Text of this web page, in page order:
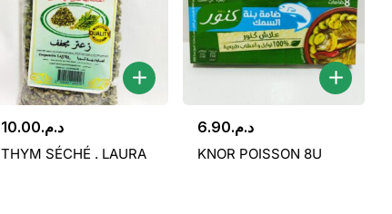
د.م.10.00
THYM SÉCHÉ . LAURA
د.م.6.90
KNOR POISSON 8U